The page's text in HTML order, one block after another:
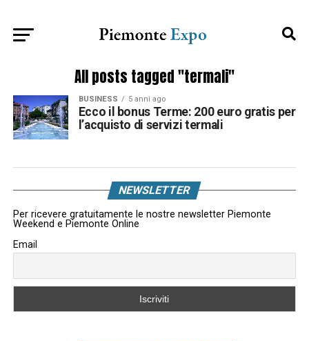
All posts tagged "termali"
BUSINESS 5 anni ago
Ecco il bonus Terme: 200 euro gratis per
l’acquisto di servizi termali
NEWSLETTER
Per ricevere gratuitamente le nostre newsletter Piemonte
Weekend e Piemonte Online
Email